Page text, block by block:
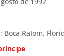
: Boca Ratom,